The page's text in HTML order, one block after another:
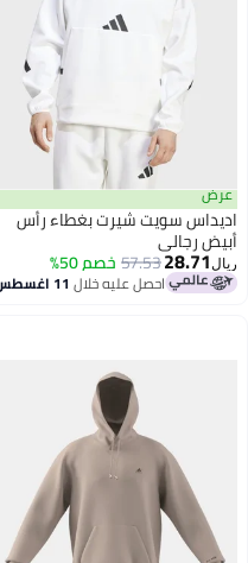
سويت شيرت بغطاء رأس
رجالي
28.71
57.53خصم 50%
احصل عليه خلال11 اغسطس